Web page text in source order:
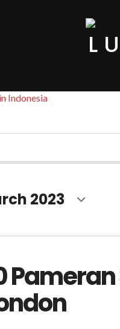
Indonesia
2023